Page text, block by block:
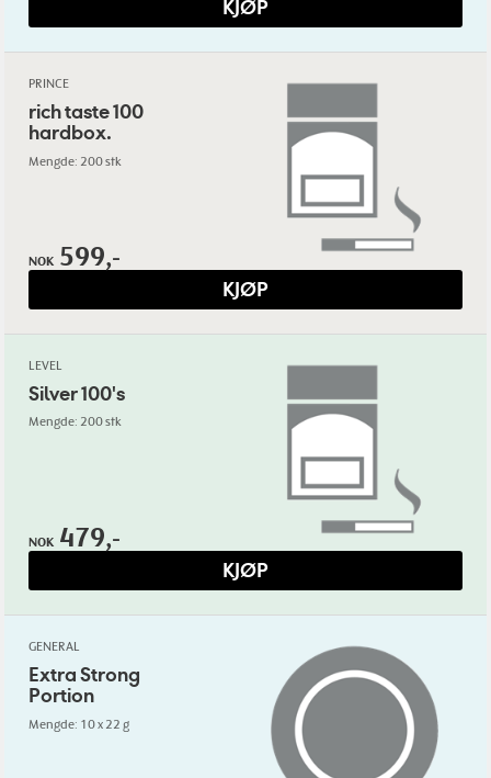
KJØP
PRINCE
rich taste 100
hardbox.
Mengde: 200 stk
NOK 599,-
KJØP
LEVEL
Silver 100's
Mengde: 200 stk
NOK 479,-
KJØP
GENERAL
Extra Strong
Portion
Mengde: 10 x 22 g